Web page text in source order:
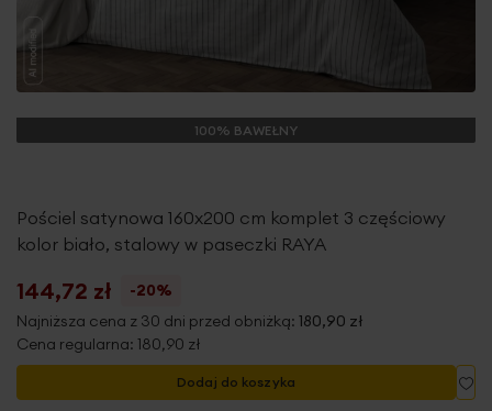
100% BAWEŁNY
Pościel satynowa 160x200 cm komplet 3 częściowy
kolor biało, stalowy w paseczki RAYA
144,72 zł
-20%
Najniższa cena z 30 dni przed obniżką: 180,90 zł
Cena regularna: 180,90 zł
Dodaj do koszyka